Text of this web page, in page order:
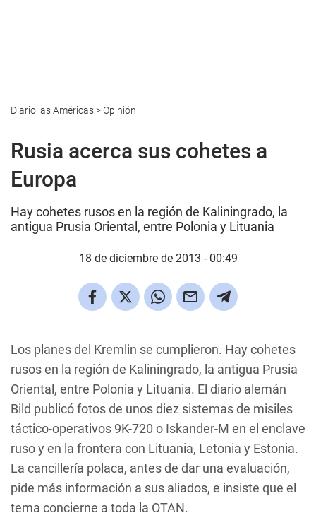
Diario las Américas>Opinión
Rusia acerca sus cohetes a
Europa
Hay cohetes rusos en la región de Kaliningrado, la
antigua Prusia Oriental, entre Polonia y Lituania
18 de diciembre de 2013 - 00:49
Los planes del Kremlin se cumplieron. Hay cohetes
rusos en la región de Kaliningrado, la antigua Prusia
Oriental, entre Polonia y Lituania. El diario alemán
Bild publicó fotos de unos diez sistemas de misiles
táctico-operativos 9K-720 o Iskander-M en el enclave
ruso y en la frontera con Lituania, Letonia y Estonia.
La cancillería polaca, antes de dar una evaluación,
pide más información a sus aliados, e insiste que el
tema concierne a toda la OTAN.